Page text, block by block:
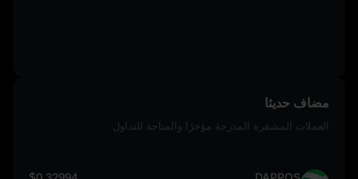
مضاف حديثا
العملات المشفرة المدرجة مؤخرًا والمتاحة للتداول